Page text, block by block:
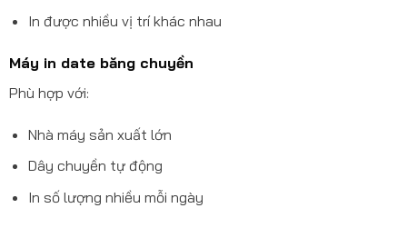
In được nhiều vị trí khác nhau
Máy in date băng chuyền
Phù hợp với:
Nhà máy sản xuất lớn
Dây chuyền tự động
In số lượng nhiều mỗi ngày